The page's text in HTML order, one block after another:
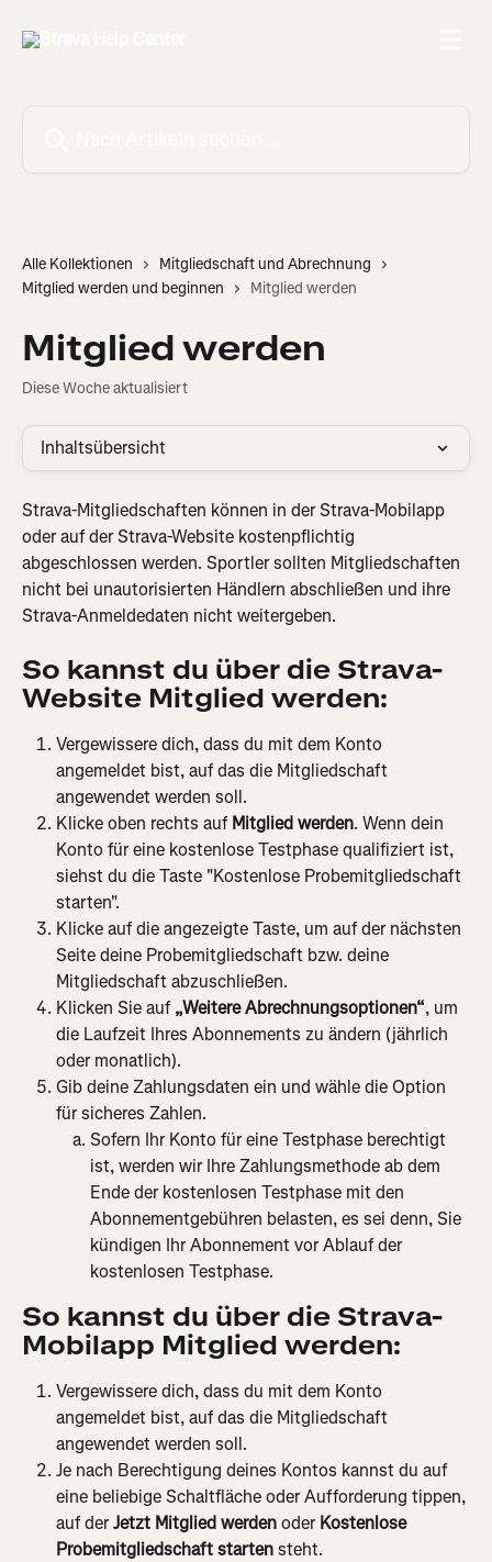
Alle Kollektionen
Mitgliedschaft und Abrechnung
Mitglied werden und beginnen
Mitglied werden
Mitglied werden
Diese Woche aktualisiert
Inhaltsübersicht
Strava-Mitgliedschaften können in der Strava-Mobilapp
oder auf der Strava-Website kostenpflichtig
abgeschlossen werden. Sportler sollten Mitgliedschaften
nicht bei unautorisierten Händlern abschließen und ihre
Strava-Anmeldedaten nicht weitergeben.
So kannst du über die Strava-
Website Mitglied werden:
Vergewissere dich, dass du mit dem Konto
angemeldet bist, auf das die Mitgliedschaft
angewendet werden soll.
Klicke oben rechts auf Mitglied werden. Wenn dein
Konto für eine kostenlose Testphase qualifiziert ist,
siehst du die Taste "Kostenlose Probemitgliedschaft
starten".
Klicke auf die angezeigte Taste, um auf der nächsten
Seite deine Probemitgliedschaft bzw. deine
Mitgliedschaft abzuschließen.
Klicken Sie auf „Weitere Abrechnungsoptionen“, um
die Laufzeit Ihres Abonnements zu ändern (jährlich
oder monatlich).
Gib deine Zahlungsdaten ein und wähle die Option
für sicheres Zahlen.
Sofern Ihr Konto für eine Testphase berechtigt
ist, werden wir Ihre Zahlungsmethode ab dem
Ende der kostenlosen Testphase mit den
Abonnementgebühren belasten, es sei denn, Sie
kündigen Ihr Abonnement vor Ablauf der
kostenlosen Testphase.
So kannst du über die Strava-
Mobilapp Mitglied werden:
Vergewissere dich, dass du mit dem Konto
angemeldet bist, auf das die Mitgliedschaft
angewendet werden soll.
Je nach Berechtigung deines Kontos kannst du auf
eine beliebige Schaltfläche oder Aufforderung tippen,
auf der Jetzt Mitglied werden oder Kostenlose
Probemitgliedschaft starten steht.